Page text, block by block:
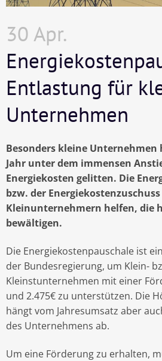
30 Apr.
Entlastung für
Unternehmen
Besonders kleine
Jahr unter dem immensen
Energiekosten gelitten. Die
bzw. der
Kleinunternehmern helfen, die
bewältigen.
Die Energiekostenpauschale ist
der Bundesregierung, um Klein-
Kleinstunternehmen mit einer
und 2.475€ zu unterstützen. Die
hängt vom Jahresumsatz aber
des Unternehmens ab.
Um eine Förderung zu erhalten,